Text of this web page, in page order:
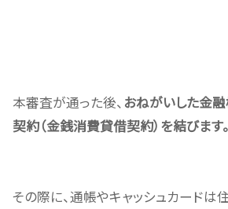
本審査が通った後、 おねがいした金
契約（金銭消費貸借契約）を結びます。
その際に、通帳やキャッシュカードは